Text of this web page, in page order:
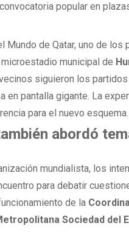
popular en
Mundo de Qatar, uno de los
municipal de
siguieron los
en pantalla gigante. La
para el nuevo esquema.
abordó
mundialista, los
para debatir
de la
Sociedad del